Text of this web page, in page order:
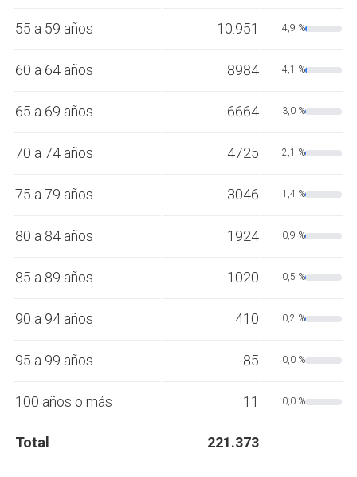
55 a 59 años 10.951 4,9 %
60 a 64 años 8984 4,1 %
65 a 69 años 6664 3,0 %
70 a 74 años 4725 2,1 %
75 a 79 años 3046 1,4 %
80 a 84 años 1924 0,9 %
85 a 89 años 1020 0,5 %
90 a 94 años 410 0,2 %
95 a 99 años 85 0,0 %
100 años o más 11 0,0 %
Total 221.373